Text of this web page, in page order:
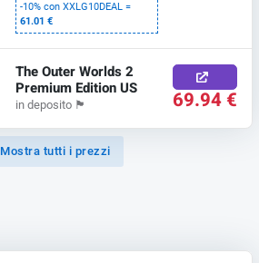
-10% con XXLG10DEAL =
61.01 €
The Outer Worlds 2
Premium Edition US
in deposito 🏴 69.94 €
Mostra tutti i prezzi